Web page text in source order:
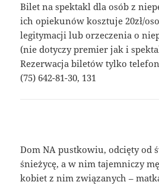
Bilet na spektakl dla osób z
ich opiekunów kosztuje 20zł/
legitymacji lub orzeczenia o
(nie dotyczy premier jak i
Rezerwacja biletów tylko
(75) 642-81-30, 131
Dom NA pustkowiu, odcięty od
śnieżycę, a w nim tajemniczy
kobiet z nim związanych –